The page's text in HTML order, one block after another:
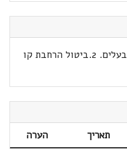
1.איחוד וחלוקה,ללא הסכמת הבעלים. 2.ביטול הרחבת קו
תאריך
הערה